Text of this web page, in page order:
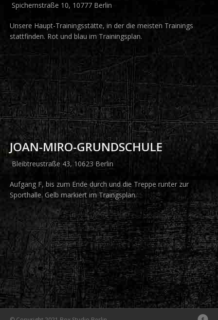
Spichernstraße 10, 10777 Berlin
Unsere Haupt-Trainingsstätte, in der die meisten Trainings
stattfinden. Rot und blau im Trainingsplan.
JOAN-MIRO-GRUNDSCHULE
Bleibtreustraße 43, 10623 Berlin
Aufgang F, bis zum Ende durch und die Treppe runter zur
Sporthalle. Gelb markiert im Traingsplan.